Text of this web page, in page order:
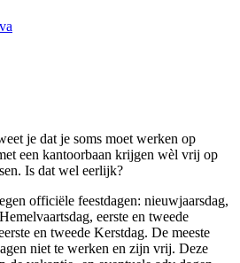
je dat je soms moet werken op
een kantoorbaan krijgen wèl vrij op
Is dat wel eerlijk?
officiële feestdagen: nieuwjaarsdag,
eerste en tweede
en tweede Kerstdag. De meeste
niet te werken en zijn vrij. Deze